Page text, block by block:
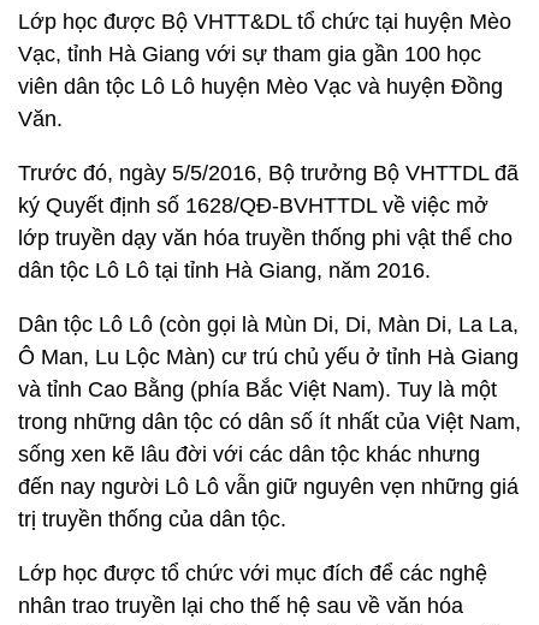
Lớp học được Bộ VHTT&DL tổ chức tại huyện Mèo
Vạc, tỉnh Hà Giang với sự tham gia gần 100 học
viên dân tộc Lô Lô huyện Mèo Vạc và huyện Đồng
Văn.
Trước đó, ngày 5/5/2016, Bộ trưởng Bộ VHTTDL đã
ký Quyết định số 1628/QĐ-BVHTTDL về việc mở
lớp truyền dạy văn hóa truyền thống phi vật thể cho
dân tộc Lô Lô tại tỉnh Hà Giang, năm 2016.
Dân tộc Lô Lô (còn gọi là Mùn Di, Di, Màn Di, La La,
Ô Man, Lu Lộc Màn) cư trú chủ yếu ở tỉnh Hà Giang
và tỉnh Cao Bằng (phía Bắc Việt Nam). Tuy là một
trong những dân tộc có dân số ít nhất của Việt Nam,
sống xen kẽ lâu đời với các dân tộc khác nhưng
đến nay người Lô Lô vẫn giữ nguyên vẹn những giá
trị truyền thống của dân tộc.
Lớp học được tổ chức với mục đích để các nghệ
nhân trao truyền lại cho thế hệ sau về văn hóa